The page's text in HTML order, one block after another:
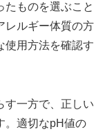
たものを選ぶこと
レルギー体質の方
使用方法を確認す
す一方で、正しい
。適切なpH値の